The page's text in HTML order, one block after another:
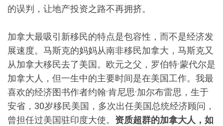
的误判，让地产投资之路不再拥挤。
加拿大最吸引新移民的特点是包容性，而不是经济发
展速度。马斯克的妈妈从南非移民加拿大，马斯克又
从加拿大移民去了美国。欧元之父，罗伯特·蒙代尔是
加拿大人，但一生中的主要时间是在美国工作。我最
喜欢的经济图书作者约翰·肯尼思·加尔布雷思，生于
安省，30岁移民美国，多次出任美国总统经济顾问，
曾担任过美国驻印度大使。 资质超群的加拿大人，如